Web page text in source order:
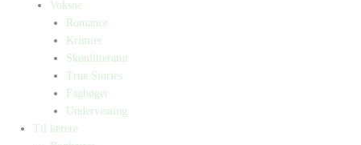
Voksne
Romance
Krimier
Skønlitteratur
True Stories
Fagbøger
Undervisning
Til lærere